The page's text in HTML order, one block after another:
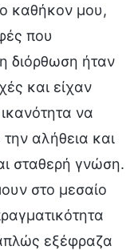
καθήκον μου,
που
διόρθωση ήταν
και είχαν
να
αλήθεια και
σταθερή γνώση.
στο μεσαίο
εξέφραζα